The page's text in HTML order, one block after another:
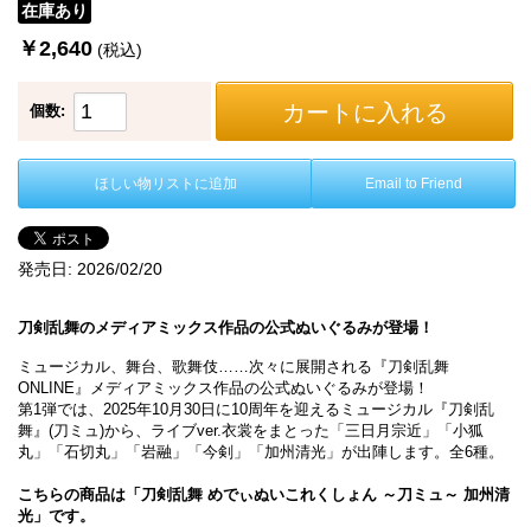
在庫あり
￥2,640 (税込)
個数: カートに入れる
ほしい物リストに追加 Email to Friend
発売日: 2026/02/20
刀剣乱舞のメディアミックス作品の公式ぬいぐるみが登場！
ミュージカル、舞台、歌舞伎……次々に展開される『刀剣乱舞
ONLINE』メディアミックス作品の公式ぬいぐるみが登場！
第1弾では、2025年10月30日に10周年を迎えるミュージカル『刀剣乱
舞』(刀ミュ)から、ライブver.衣裳をまとった「三日月宗近」「小狐
丸」「石切丸」「岩融」「今剣」「加州清光」が出陣します。全6種。
こちらの商品は「刀剣乱舞 めでぃぬいこれくしょん ～刀ミュ～ 加州清
光」です。